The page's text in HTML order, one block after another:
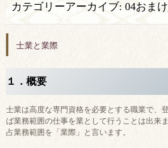
カテゴリーアーカイブ: 04おま
士業と業際
１．概要
士業は高度な専門資格を必要とする職業で、
ば業務範囲の仕事を業として行うことは出来
占業務範囲を「業際」と言います。